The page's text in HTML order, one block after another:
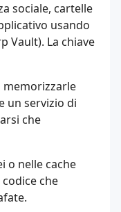
sociale, cartelle
usando
Vault). La chiave
memorizzarle
un servizio di
che
o nelle cache
che